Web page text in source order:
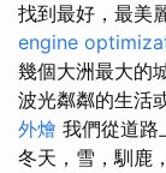
找到最好，最美
engine
幾個大洲最大的
波光粼粼的生活
外燴 我們從道路
冬天，雪，馴鹿